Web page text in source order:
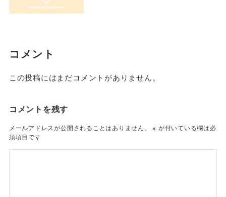
コメント
この投稿にはまだコメントがありません。
コメントを残す
メールアドレスが公開されることはありません。 ※ が付いている欄は必
須項目です